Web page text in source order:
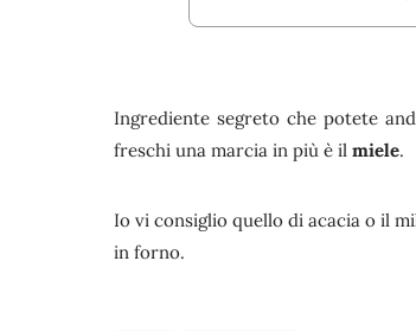
Ingrediente segreto che potete
freschi una marcia in più è il miele.
Io vi consiglio quello di acacia o il
in forno.